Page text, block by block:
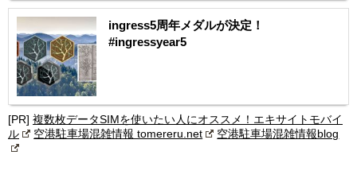
ingress5周年メダルが決定！
#ingressyear5
[PR] 複数枚データSIMを使いたい人にオススメ！エキサイトモバイ
ル
空港駐車場混雑情報 tomereru.net 空港駐車場混雑情報blog